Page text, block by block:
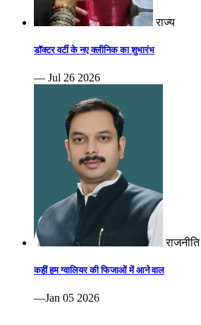
राज्य
डॉक्टर वर्टी के नए क्लीनिक का शुभारंभ
— Jul 26 2026
राजनीति
कहीं हम ग्वालियर की फिजाओं में आने वाल
—Jan 05 2026